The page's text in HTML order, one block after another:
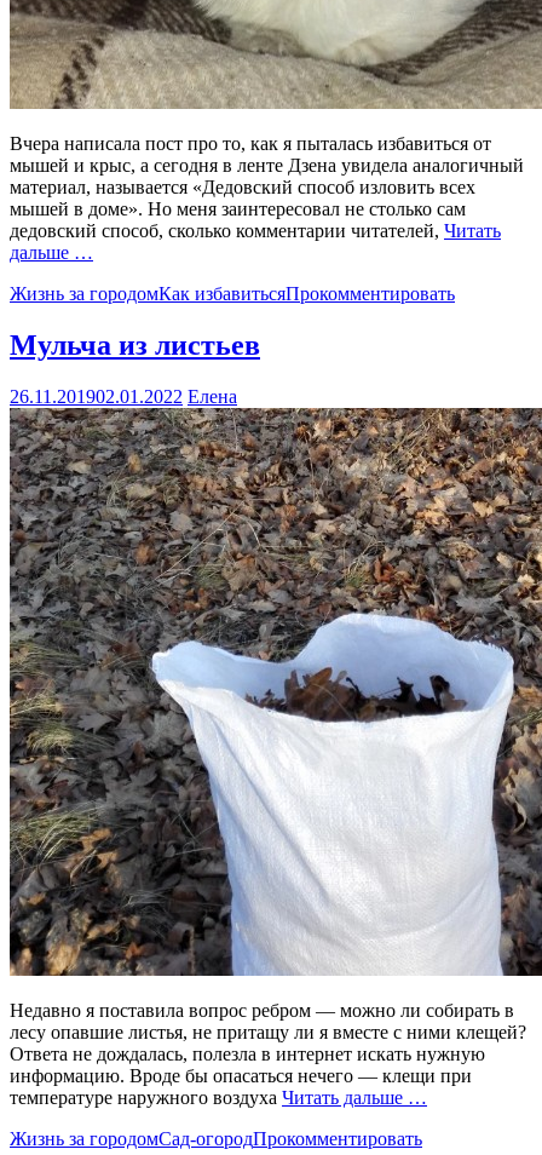
Вчера написала пост про то, как я пыталась избавиться от
мышей и крыс, а сегодня в ленте Дзена увидела аналогичный
материал, называется «Дедовский способ изловить всех
мышей в доме». Но меня заинтересовал не столько сам
дедовский способ, сколько комментарии читателей, Читать
дальше …
Жизнь за городомКак избавитьсяПрокомментировать
Мульча из листьев
26.11.201902.01.2022 Елена
Недавно я поставила вопрос ребром — можно ли собирать в
лесу опавшие листья, не притащу ли я вместе с ними клещей?
Ответа не дождалась, полезла в интернет искать нужную
информацию. Вроде бы опасаться нечего — клещи при
температуре наружного воздуха Читать дальше …
Жизнь за городомСад-огородПрокомментировать